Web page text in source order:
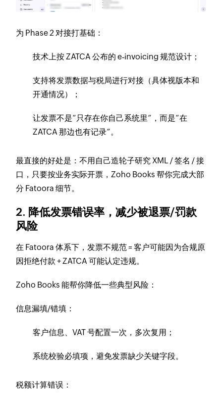
为 Phase 2 对接打基础：
技术上按 ZATCA 公布的 e‑invoicing 规范设计；
支持将发票数据与税局进行对接（具体视版本和
开通情况）；
让发票不是“只存在你自己系统里”，而是“在
ZATCA 那边也有记录”。
最直接的好处是：不用自己造轮子研究 XML / 签名 / 接
口，只要按业务实际开票，Zoho Books 帮你完成大部
分 Fatoora 细节。
2. 降低发票错误率，减少被退票/罚款
风险
在 Fatoora 体系下，发票不规范 = 客户可能因为合规原
因拒绝付款 + ZATCA 可能认定违规。
Zoho Books 能帮你降低一些典型风险：
信息漏填/错填：
客户信息、VAT 号配置一次，多次复用；
系统校验必填项，避免发票缺少关键字段。
税额计算错误：